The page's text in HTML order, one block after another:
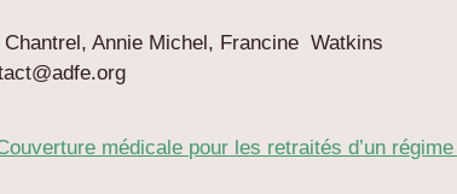
Chantrel, Annie Michel, Francine Watkins
médicale pour les retraités d’un